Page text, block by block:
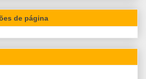
de página